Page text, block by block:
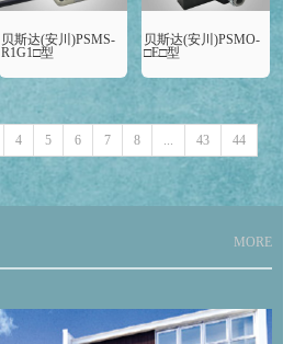
贝斯达(安川)PSMS-
R1G1□型
贝斯达(安川)PSMO-
□E□型
4 5 6 7 8 ... 43 44
MORE